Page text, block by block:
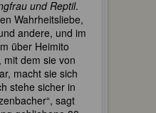
und Reptil.
Wahrheitsliebe,
andere, und im
über Heimito
dem sie von
macht sie sich
stehe sicher in
sagt